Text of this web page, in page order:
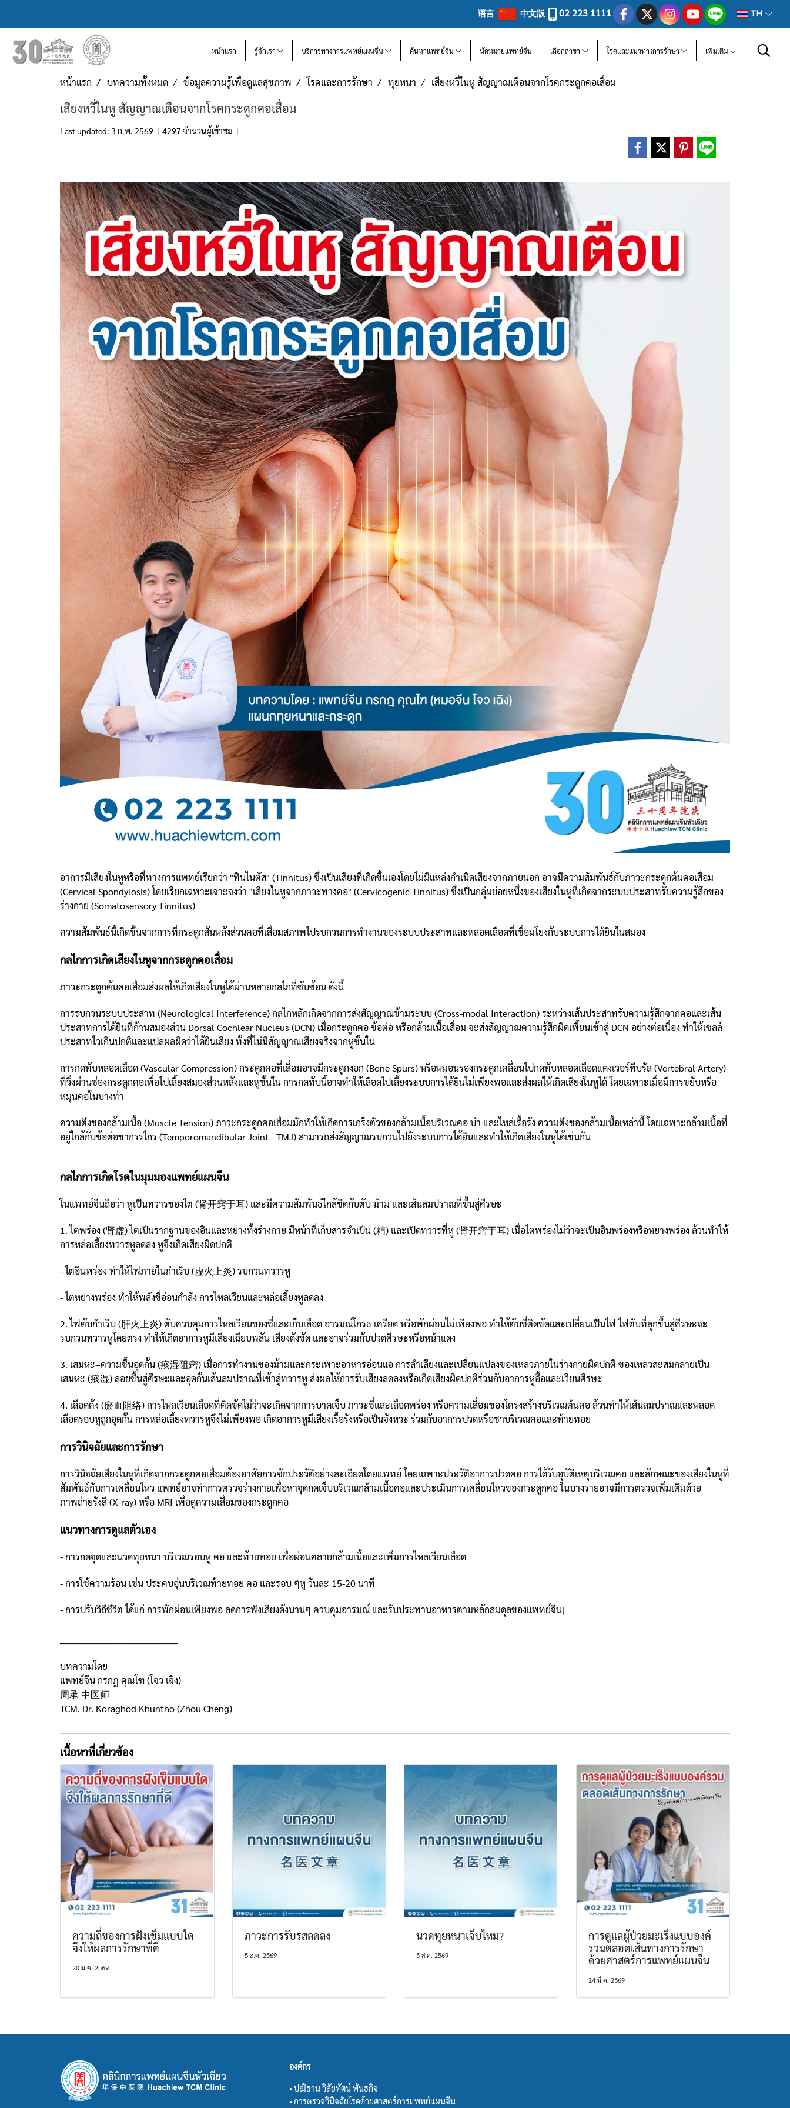
语言 中文版 02 223 1111 TH
หน้าแรก รู้จักเรา บริการทางการแพทย์แผนจีน ค้นหาแพทย์จีน นัดหมายแพทย์จีน เลือกสาขา โรคและแนวทางการรักษา เพิ่มเติม
หน้าแรก บทความทั้งหมด ข้อมูลความรู้เพื่อดูแลสุขภาพ โรคและการรักษา ทุยหนา เสียงหวี่ในหู สัญญาณเตือนจากโรคกระดูกคอเสื่อม
เสียงหวี่ในหู สัญญาณเตือนจากโรคกระดูกคอเสื่อม
Last updated: 3 ก.พ. 2569 | 4297 จำนวนผู้เข้าชม |
อาการมีเสียงในหูหรือที่ทางการแพทย์เรียกว่า "ทินไนตัส" (Tinnitus) ซึ่งเป็นเสียงที่เกิดขึ้นเองโดยไม่มีแหล่งกำเนิดเสียงจากภายนอก อาจมีความสัมพันธ์กับภาวะกระดูกต้นคอเสื่อม
(Cervical Spondylosis) โดยเรียกเฉพาะเจาะจงว่า "เสียงในหูจากภาวะทางคอ" (Cervicogenic Tinnitus) ซึ่งเป็นกลุ่มย่อยหนึ่งของเสียงในหูที่เกิดจากระบบประสาทรับความรู้สึกของ
ร่างกาย (Somatosensory Tinnitus)
ความสัมพันธ์นี้เกิดขึ้นจากการที่กระดูกสันหลังส่วนคอที่เสื่อมสภาพไปรบกวนการทำงานของระบบประสาทและหลอดเลือดที่เชื่อมโยงกับระบบการได้ยินในสมอง
กลไกการเกิดเสียงในหูจากกระดูกคอเสื่อม
ภาวะกระดูกต้นคอเสื่อมส่งผลให้เกิดเสียงในหูได้ผ่านหลายกลไกที่ซับซ้อน ดังนี้
การรบกวนระบบประสาท (Neurological Interference) กลไกหลักเกิดจากการส่งสัญญาณข้ามระบบ (Cross-modal Interaction) ระหว่างเส้นประสาทรับความรู้สึกจากคอและเส้น
ประสาทการได้ยินที่ก้านสมองส่วน Dorsal Cochlear Nucleus (DCN) เมื่อกระดูกคอ ข้อต่อ หรือกล้ามเนื้อเสื่อม จะส่งสัญญาณความรู้สึกผิดเพี้ยนเข้าสู่ DCN อย่างต่อเนื่อง ทำให้เซลล์
ประสาทไวเกินปกติและแปลผลผิดว่าได้ยินเสียง ทั้งที่ไม่มีสัญญาณเสียงจริงจากหูชั้นใน
การกดทับหลอดเลือด (Vascular Compression) กระดูกคอที่เสื่อมอาจมีกระดูกงอก (Bone Spurs) หรือหมอนรองกระดูกเคลื่อนไปกดทับหลอดเลือดแดงเวอร์ทีบรัล (Vertebral Artery)
ที่วิ่งผ่านช่องกระดูกคอเพื่อไปเลี้ยงสมองส่วนหลังและหูชั้นใน การกดทับนี้อาจทำให้เลือดไปเลี้ยงระบบการได้ยินไม่เพียงพอและส่งผลให้เกิดเสียงในหูได้ โดยเฉพาะเมื่อมีการขยับหรือ
หมุนคอในบางท่า
ความตึงของกล้ามเนื้อ (Muscle Tension) ภาวะกระดูกคอเสื่อมมักทำให้เกิดการเกร็งตัวของกล้ามเนื้อบริเวณคอ บ่า และไหล่เรื้อรัง ความตึงของกล้ามเนื้อเหล่านี้ โดยเฉพาะกล้ามเนื้อที่
อยู่ใกล้กับข้อต่อขากรรไกร (Temporomandibular Joint - TMJ) สามารถส่งสัญญาณรบกวนไปยังระบบการได้ยินและทำให้เกิดเสียงในหูได้เช่นกัน
กลไกการเกิดโรคในมุมมองแพทย์แผนจีน
ในแพทย์จีนถือว่า หูเป็นทวารของไต (肾开窍于耳) และมีความสัมพันธ์ใกล้ชิดกับตับ ม้าม และเส้นลมปราณที่ขึ้นสู่ศีรษะ
1. ไตพร่อง (肾虚) ไตเป็นรากฐานของอินและหยางทั้งร่างกาย มีหน้าที่เก็บสารจำเป็น (精) และเปิดทวารที่หู (肾开窍于耳) เมื่อไตพร่องไม่ว่าจะเป็นอินพร่องหรือหยางพร่อง ล้วนทำให้
การหล่อเลี้ยงทวารหูลดลง หูจึงเกิดเสียงผิดปกติ
- ไตอินพร่อง ทำให้ไฟภายในกำเริบ (虚火上炎) รบกวนทวารหู
- ไตหยางพร่อง ทำให้พลังชี่อ่อนกำลัง การไหลเวียนและหล่อเลี้ยงหูลดลง
2. ไฟตับกำเริบ (肝火上炎) ตับควบคุมการไหลเวียนของชี่และเก็บเลือด อารมณ์โกรธ เครียด หรือพักผ่อนไม่เพียงพอ ทำให้ตับชี่ติดขัดและเปลี่ยนเป็นไฟ ไฟตับที่ลุกขึ้นสู่ศีรษะจะ
รบกวนทวารหูโดยตรง ทำให้เกิดอาการหูมีเสียงเฉียบพลัน เสียงดังชัด และอาจร่วมกับปวดศีรษะหรือหน้าแดง
3. เสมหะ–ความชื้นอุดกั้น (痰湿阻窍) เมื่อการทำงานของม้ามและกระเพาะอาหารอ่อนแอ การลำเลียงและเปลี่ยนแปลงของเหลวภายในร่างกายผิดปกติ ของเหลวสะสมกลายเป็น
เสมหะ (痰湿) ลอยขึ้นสู่ศีรษะและอุดกั้นเส้นลมปราณที่เข้าสู่ทวารหู ส่งผลให้การรับเสียงลดลงหรือเกิดเสียงผิดปกติร่วมกับอาการหูอื้อและเวียนศีรษะ
4. เลือดคั่ง (瘀血阻络) การไหลเวียนเลือดที่ติดขัดไม่ว่าจะเกิดจากการบาดเจ็บ ภาวะชี่และเลือดพร่อง หรือความเสื่อมของโครงสร้างบริเวณต้นคอ ล้วนทำให้เส้นลมปราณและหลอด
เลือดรอบหูถูกอุดกั้น การหล่อเลี้ยงทวารหูจึงไม่เพียงพอ เกิดอาการหูมีเสียงเรื้อรังหรือเป็นจังหวะ ร่วมกับอาการปวดหรือชาบริเวณคอและท้ายทอย
การวินิจฉัยและการรักษา
การวินิจฉัยเสียงในหูที่เกิดจากกระดูกคอเสื่อมต้องอาศัยการซักประวัติอย่างละเอียดโดยแพทย์ โดยเฉพาะประวัติอาการปวดคอ การได้รับอุบัติเหตุบริเวณคอ และลักษณะของเสียงในหูที่
สัมพันธ์กับการเคลื่อนไหว แพทย์อาจทำการตรวจร่างกายเพื่อหาจุดกดเจ็บบริเวณกล้ามเนื้อคอและประเมินการเคลื่อนไหวของกระดูกคอ ในบางรายอาจมีการตรวจเพิ่มเติมด้วย
ภาพถ่ายรังสี (X-ray) หรือ MRI เพื่อดูความเสื่อมของกระดูกคอ
แนวทางการดูแลตัวเอง
- การกดจุดและนวดทุยหนา บริเวณรอบหู คอ และท้ายทอย เพื่อผ่อนคลายกล้ามเนื้อและเพิ่มการไหลเวียนเลือด
- การใช้ความร้อน เช่น ประคบอุ่นบริเวณท้ายทอย คอ และรอบ ๆหู วันละ 15-20 นาที
- การปรับวิถีชีวิต ได้แก่ การพักผ่อนเพียงพอ ลดการฟังเสียงดังนานๆ ควบคุมอารมณ์ และรับประทานอาหารตามหลักสมดุลของแพทย์จีน|
บทความโดย
แพทย์จีน กรกฎ คุณโฑ (โจว เฉิง)
周承 中医师
TCM. Dr. Koraghod Khuntho (Zhou Cheng)
เนื้อหาที่เกี่ยวข้อง
ความถี่ของการฝังเข็มแบบใด
จึงให้ผลการรักษาที่ดี
20 ม.ค. 2569
ภาวะการรับรสลดลง
5 ส.ค. 2569
นวดทุยหนาเจ็บไหม?
5 ส.ค. 2569
การดูแลผู้ป่วยมะเร็งแบบองค์
รวมตลอดเส้นทางการรักษา
ด้วยศาสตร์การแพทย์แผนจีน
24 มี.ค. 2569
องค์กร
• ปณิธาน วิสัยทัศน์ พันธกิจ
• การตรวจวินิจฉัยโรคด้วยศาสตร์การแพทย์แผนจีน